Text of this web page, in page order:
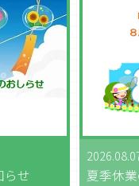
らせ 夏季休